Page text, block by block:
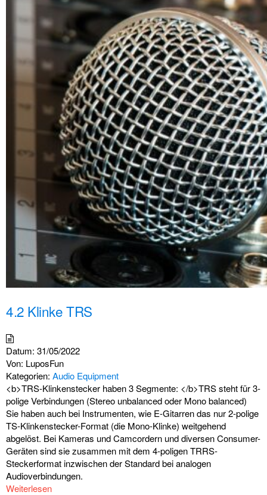
4.2 Klinke TRS
Datum: 31/05/2022
Von: LuposFun
Kategorien: Audio Equipment
<b>TRS-Klinkenstecker haben 3 Segmente: </b>TRS steht für 3-
polige Verbindungen (Stereo unbalanced oder Mono balanced)
Sie haben auch bei Instrumenten, wie E-Gitarren das nur 2-polige
TS-Klinkenstecker-Format (die Mono-Klinke) weitgehend
abgelöst. Bei Kameras und Camcordern und diversen Consumer-
Geräten sind sie zusammen mit dem 4-poligen TRRS-
Steckerformat inzwischen der Standard bei analogen
Audioverbindungen.
Weiterlesen